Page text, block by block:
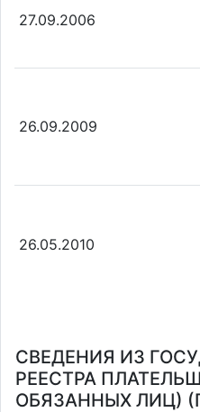
27.09.2006
26.09.2009
26.05.2010
СВЕДЕНИЯ ИЗ
РЕЕСТРА
ОБЯЗАННЫХ ЛИЦ)